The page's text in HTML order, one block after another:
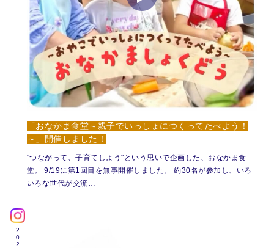
「おなかま食堂～親子でいっしょにつくってたべよう！
～」開催しました！
"つながって、子育てしよう"という思いで企画した、おなかま食
堂。 9/19に第1回目を無事開催しました。 約30名が参加し、いろ
いろな世代が交流…